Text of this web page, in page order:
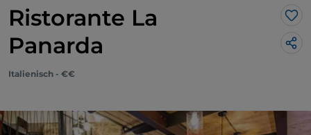
Ristorante La
Panarda
Italienisch - €€